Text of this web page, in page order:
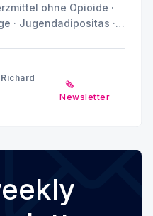
ohne Opioide ·
· Jugendadipositas ·
🗞️
Newsletter